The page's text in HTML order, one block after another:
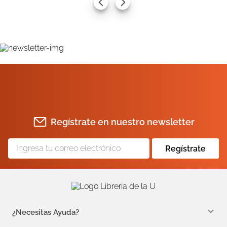
Regístrate en nuestro newsletter
Regístrate
¿Necesitas Ayuda?